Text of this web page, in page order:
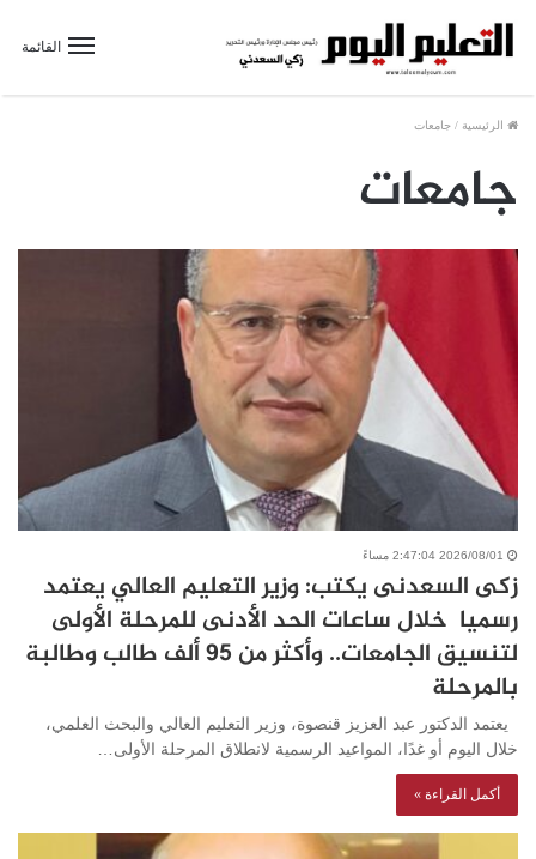
القائمة
الرئيسية / جامعات
جامعات
2026/08/01 2:47:04 مساءً
زكى السعدنى يكتب: وزير التعليم العالي يعتمد
رسميا خلال ساعات الحد الأدنى للمرحلة الأولى
لتنسيق الجامعات.. وأكثر من 95 ألف طالب وطالبة
بالمرحلة
يعتمد الدكتور عبد العزيز قنصوة، وزير التعليم العالي والبحث العلمي،
خلال اليوم أو غدًا، المواعيد الرسمية لانطلاق المرحلة الأولى…
أكمل القراءة »